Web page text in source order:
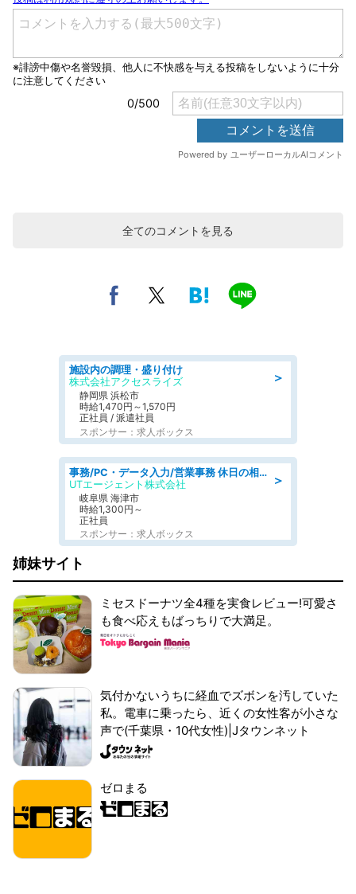
全てのコメントを見る
＞
施設内の調理・盛り付け
株式会社アクセスライズ
静岡県 浜松市
時給1,470円～1,570円
正社員 / 派遣社員
スポンサー：求人ボックス
＞
事務/PC・データ入力/営業事務 休日の相談OK 月収27万円可 アルミ製品メーカーで事務
UTエージェント株式会社
岐阜県 海津市
時給1,300円～
正社員
スポンサー：求人ボックス
姉妹サイト
ミセスドーナツ全4種を実食レビュー!可愛さ
も食べ応えもばっちりで大満足。
気付かないうちに経血でズボンを汚していた
私。電車に乗ったら、近くの女性客が小さな
声で(千葉県・10代女性)|Jタウンネット
ゼロまる